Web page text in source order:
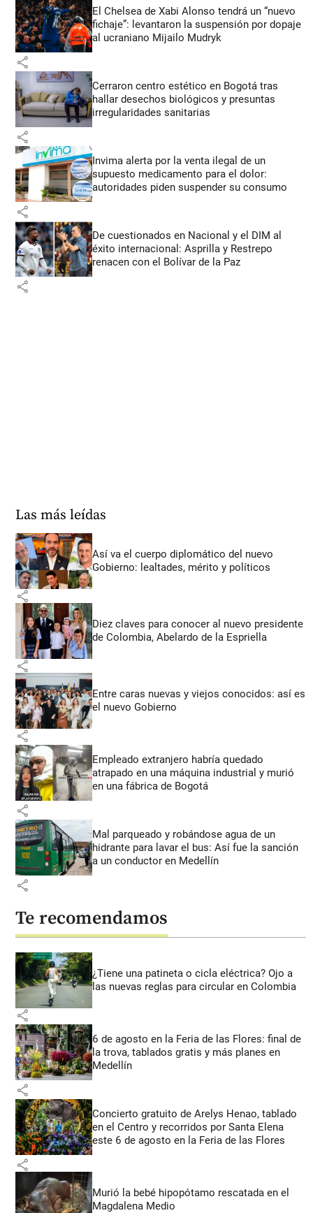
El Chelsea de Xabi Alonso tendrá un “nuevo
fichaje”: levantaron la suspensión por dopaje
al ucraniano Mijailo Mudryk
share
Cerraron centro estético en Bogotá tras
hallar desechos biológicos y presuntas
irregularidades sanitarias
share
Invima alerta por la venta ilegal de un
supuesto medicamento para el dolor:
autoridades piden suspender su consumo
share
De cuestionados en Nacional y el DIM al
éxito internacional: Asprilla y Restrepo
renacen con el Bolívar de la Paz
share
Las más leídas
Así va el cuerpo diplomático del nuevo
Gobierno: lealtades, mérito y políticos
share
Diez claves para conocer al nuevo presidente
de Colombia, Abelardo de la Espriella
share
Entre caras nuevas y viejos conocidos: así es
el nuevo Gobierno
share
Empleado extranjero habría quedado
atrapado en una máquina industrial y murió
en una fábrica de Bogotá
share
Mal parqueado y robándose agua de un
hidrante para lavar el bus: Así fue la sanción
a un conductor en Medellín
share
Te recomendamos
¿Tiene una patineta o cicla eléctrica? Ojo a
las nuevas reglas para circular en Colombia
share
6 de agosto en la Feria de las Flores: final de
la trova, tablados gratis y más planes en
Medellín
share
Concierto gratuito de Arelys Henao, tablado
en el Centro y recorridos por Santa Elena
este 6 de agosto en la Feria de las Flores
share
Murió la bebé hipopótamo rescatada en el
Magdalena Medio